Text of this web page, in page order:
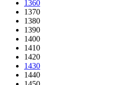
1360
1370
1380
1390
1400
1410
1420
1430
1440